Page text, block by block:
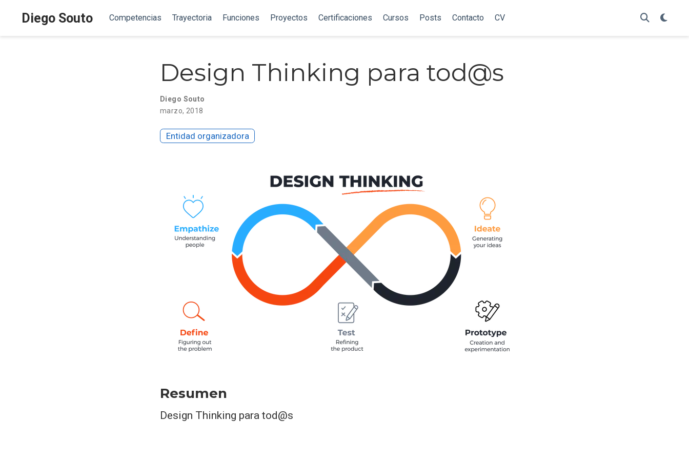
Diego Souto Competencias Trayectoria Funciones Proyectos Certificaciones Cursos Posts Contacto CV
Design Thinking para tod@s
Diego Souto
marzo, 2018
Entidad organizadora
Resumen
Design Thinking para tod@s